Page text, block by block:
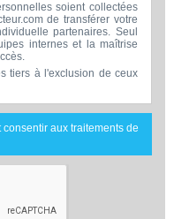
soient collectées
de transférer votre
partenaires. Seul
internes et la maîtrise
tiers à l'exclusion de ceux
utilisées par
d'ouvrage concernée
et du suivi de mon
une durée de 18 mois
entre comparateur-
constructeur.com et un
avec ce projet et qui
sur ce projet.
aux traitements de